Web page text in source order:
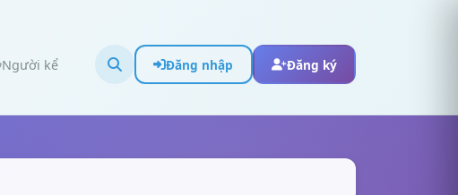
Người kể Đăng nhập Đăng ký